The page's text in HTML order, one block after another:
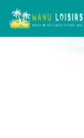
contenu